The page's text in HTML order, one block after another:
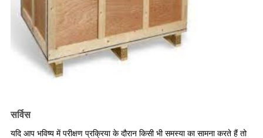
सर्विस
यदि आप भविष्य में परीक्षण प्रक्रिया के दौरान किसी भी समस्या का सामना करते हैं तो